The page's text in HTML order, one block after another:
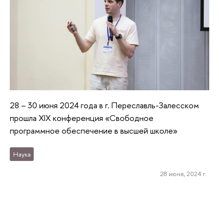
28 – 30 июня 2024 года в г. Переславль-Залесском
прошла ХIX конференция «Свободное
программное обеспечение в высшей школе»
Наука
28 июня, 2024 г.